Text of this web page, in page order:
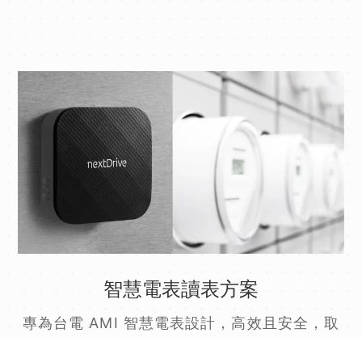
智慧電表讀表方案
專為台電 AMI 智慧電表設計，高效且安全，取